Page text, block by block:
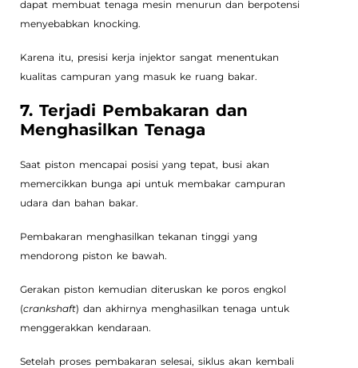
dapat membuat tenaga mesin menurun dan berpotensi
menyebabkan knocking.
Karena itu, presisi kerja injektor sangat menentukan
kualitas campuran yang masuk ke ruang bakar.
7. Terjadi Pembakaran dan
Menghasilkan Tenaga
Saat piston mencapai posisi yang tepat, busi akan
memercikkan bunga api untuk membakar campuran
udara dan bahan bakar.
Pembakaran menghasilkan tekanan tinggi yang
mendorong piston ke bawah.
Gerakan piston kemudian diteruskan ke poros engkol
(crankshaft) dan akhirnya menghasilkan tenaga untuk
menggerakkan kendaraan.
Setelah proses pembakaran selesai, siklus akan kembali